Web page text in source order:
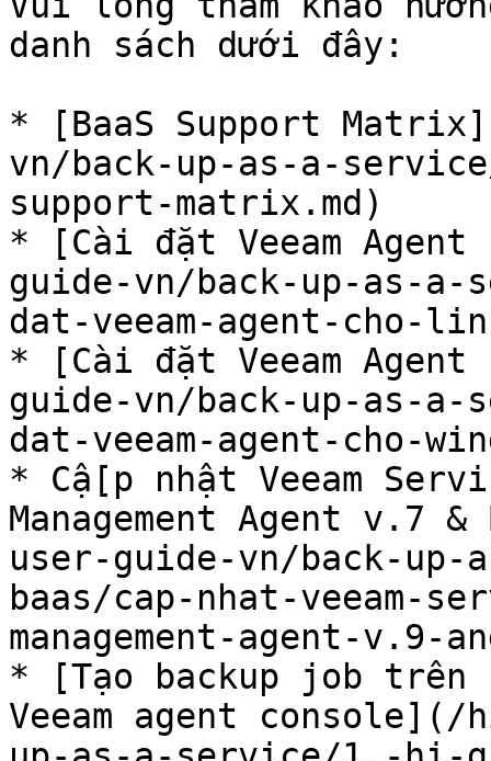
danh sách dưới đây:
* [BaaS Support
vn/back-up-as-a-
support-matrix.md)
* [Cài đặt Veeam
guide-vn/back-up-as-
dat-veeam-agent-cho-
* [Cài đặt Veeam
guide-vn/back-up-as-
dat-veeam-agent-cho-
* Cậ[p nhật Veeam
Management Agent v.7
user-guide-vn/back-
baas/cap-nhat-veeam-
management-agent-v.9-
* [Tạo backup job trên
Veeam agent